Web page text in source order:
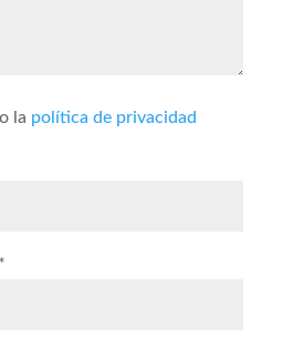
la política de privacidad
*